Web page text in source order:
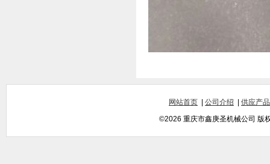
网站首页 | 公司介绍 | 供应产品
©2026 重庆市鑫庚圣机械公司 版